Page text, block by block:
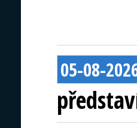
05-08-